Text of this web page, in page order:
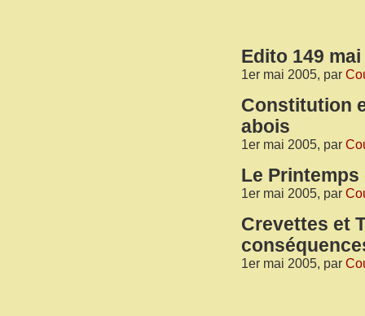
Edito 149 mai
1er mai 2005, par
Constitution
abois
1er mai 2005, par
Le
1er mai 2005, par
Crevettes et
1er mai 2005, par